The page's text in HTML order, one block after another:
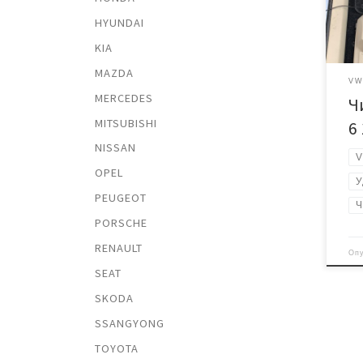
VW
6
HYUNDAI
KIA
MAZDA
MERCEDES
MITSUBISHI
NISSAN
OPEL
PEUGEOT
PORSCHE
RENAULT
SEAT
SKODA
SSANGYONG
TOYOTA